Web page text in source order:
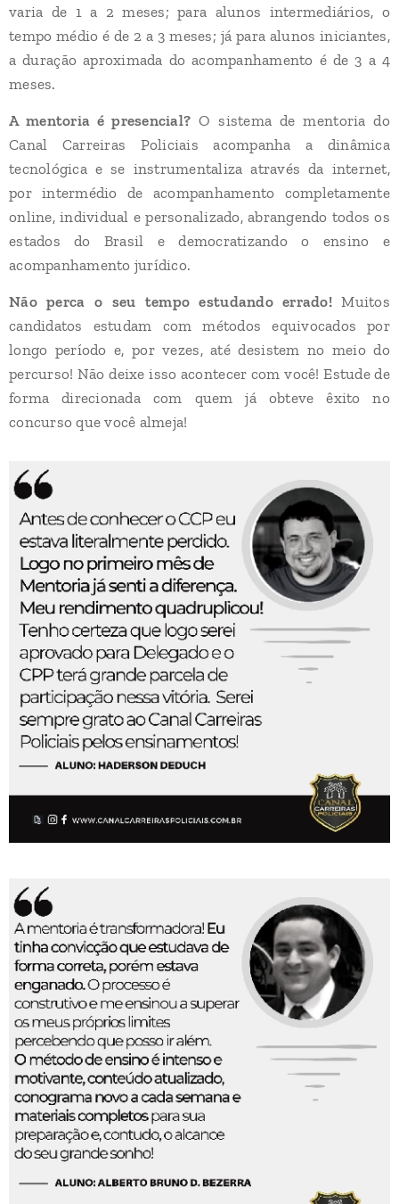
varia de 1 a 2 meses; para alunos intermediários, o
tempo médio é de 2 a 3 meses; já para alunos iniciantes,
a duração aproximada do acompanhamento é de 3 a 4
meses.
A mentoria é presencial? O sistema de mentoria do
Canal Carreiras Policiais acompanha a dinâmica
tecnológica e se instrumentaliza através da internet,
por intermédio de acompanhamento completamente
online, individual e personalizado, abrangendo todos os
estados do Brasil e democratizando o ensino e
acompanhamento jurídico.
Não perca o seu tempo estudando errado!Muitos
candidatos estudam com métodos equivocados por
longo período e, por vezes, até desistem no meio do
percurso! Não deixe isso acontecer com você! Estude de
forma direcionada com quem já obteve êxito no
concurso que você almeja!